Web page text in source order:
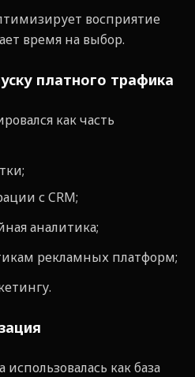
восприятие
время на выбор.
платного трафика
как часть
с CRM;
аналитика;
рекламных платформ;
как база